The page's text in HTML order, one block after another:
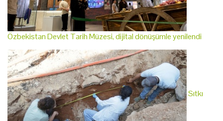
Özbekistan Devlet Tarih Müzesi, dijital dönüşümle yenilendi
Sıtkı